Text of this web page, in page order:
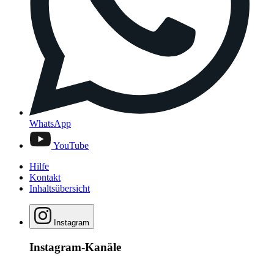
WhatsApp
YouTube
Hilfe
Kontakt
Inhaltsübersicht
Instagram
Instagram-Kanäle